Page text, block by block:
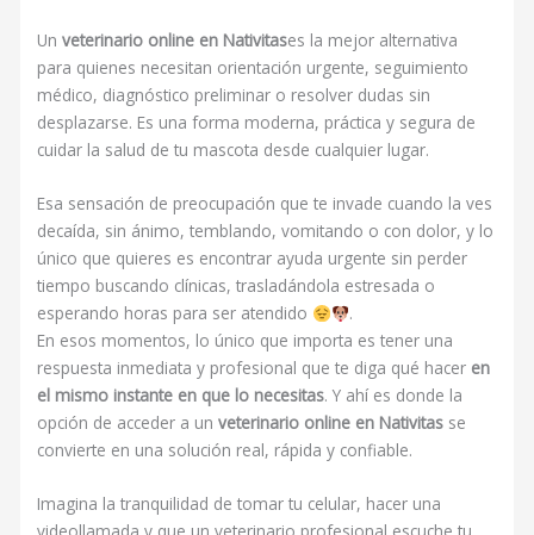
Unveterinario online en Nativitases la mejor alternativa
para quienes necesitan orientación urgente, seguimiento
médico, diagnóstico preliminar o resolver dudas sin
desplazarse. Es una forma moderna, práctica y segura de
cuidar la salud de tu mascota desde cualquier lugar.
Esa sensación de preocupación que te invade cuando la ves
decaída, sin ánimo, temblando, vomitando o con dolor, y lo
único que quieres es encontrar ayuda urgente sin perder
tiempo buscando clínicas, trasladándola estresada o
esperando horas para ser atendido
.
En esos momentos, lo único que importa es tener una
respuesta inmediata y profesional que te diga qué hacer en
el mismo instante en que lo necesitas. Y ahí es donde la
opción de acceder a unveterinario online en Nativitas se
convierte en una solución real, rápida y confiable.
Imagina la tranquilidad de tomar tu celular, hacer una